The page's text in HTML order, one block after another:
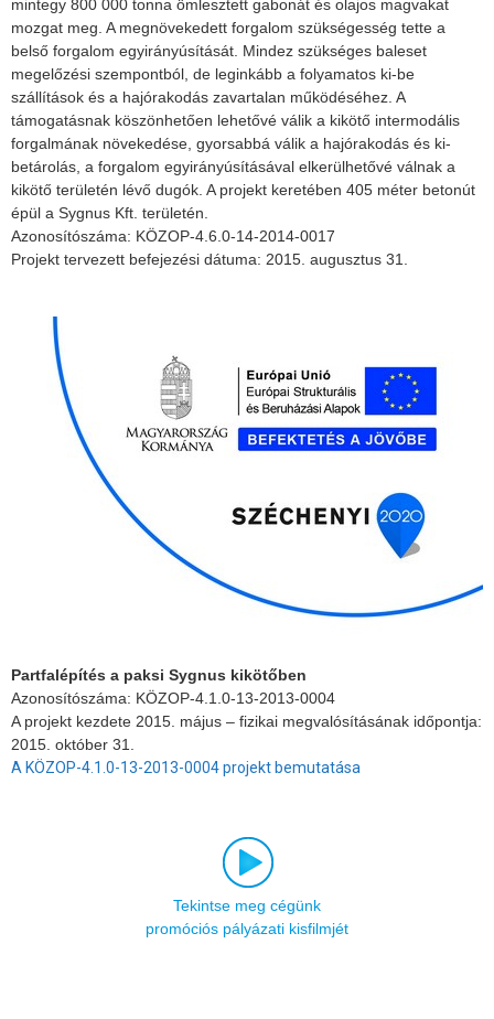
mintegy 800 000 tonna ömlesztett gabonát és olajos magvakat
mozgat meg. A megnövekedett forgalom szükségesség tette a
belső forgalom egyirányúsítását. Mindez szükséges baleset
megelőzési szempontból, de leginkább a folyamatos ki-be
szállítások és a hajórakodás zavartalan működéséhez. A
támogatásnak köszönhetően lehetővé válik a kikötő intermodális
forgalmának növekedése, gyorsabbá válik a hajórakodás és ki-
betárolás, a forgalom egyirányúsításával elkerülhetővé válnak a
kikötő területén lévő dugók. A projekt keretében 405 méter betonút
épül a Sygnus Kft. területén.
Azonosítószáma: KÖZOP-4.6.0-14-2014-0017
Projekt tervezett befejezési dátuma: 2015. augusztus 31.
Partfalépítés a paksi Sygnus kikötőben
Azonosítószáma: KÖZOP-4.1.0-13-2013-0004
A projekt kezdete 2015. május – fizikai megvalósításának időpontja:
2015. október 31.
A KÖZOP-4.1.0-13-2013-0004 projekt bemutatása
Tekintse meg cégünk
promóciós pályázati kisfilmjét